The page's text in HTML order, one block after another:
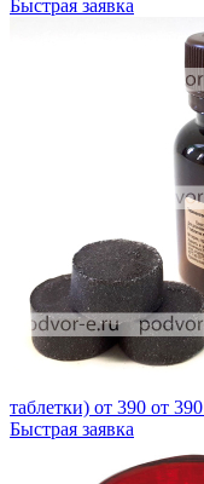
Быстрая заявка
таблетки) от 390 от 390
Быстрая заявка